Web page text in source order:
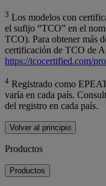
3 Los modelos con
el sufijo “TCO” en el
TCO). Para obtener más
certificación de TCO de
https://tcocertified.com/
4 Registrado como
varía en cada país.
del registro en cada país.
Volver al principio
Productos
Productos